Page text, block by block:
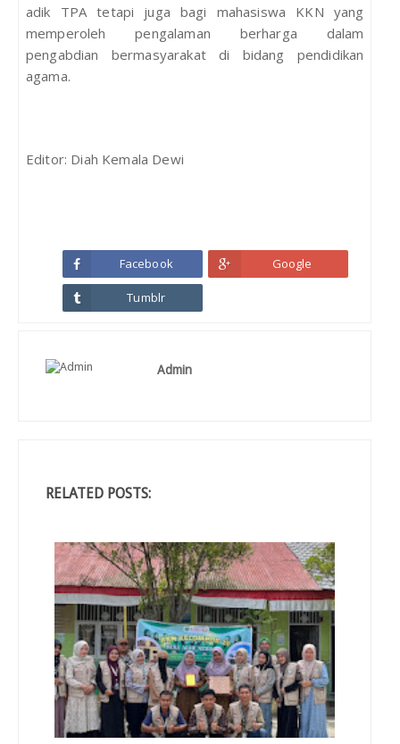
adik TPA tetapi juga bagi mahasiswa KKN yang
memperoleh pengalaman berharga dalam
pengabdian bermasyarakat di bidang pendidikan
agama.
Editor: Diah Kemala Dewi
Facebook Google
Tumblr
Admin
RELATED POSTS: